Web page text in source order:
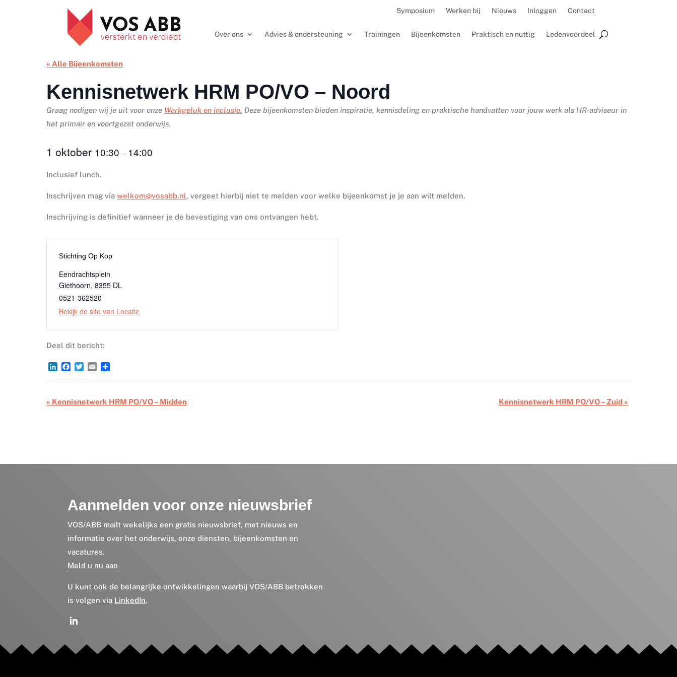
Symposium Werken bij Nieuws Inloggen Contact
Over ons Advies & ondersteuning Trainingen Bijeenkomsten Praktisch en nuttig Ledenvoordeel
« Alle Bijeenkomsten
Kennisnetwerk HRM PO/VO – Noord
Graag nodigen wij je uit voor onze Werkgeluk en inclusie. Deze bijeenkomsten bieden inspiratie, kennisdeling en praktische handvatten voor jouw werk als HR-adviseur in
het primair en voortgezet onderwijs.
1 oktober 10:30 – 14:00
Inclusief lunch.
Inschrijven mag via welkom@vosabb.nl, vergeet hierbij niet te melden voor welke bijeenkomst je je aan wilt melden.
Inschrijving is definitief wanneer je de bevestiging van ons ontvangen hebt.
Stichting Op Kop
Eendrachtsplein
Giethoorn, 8355 DL
0521-362520
Bekijk de site van Locatie
Deel dit bericht:
LinkedInFacebook
Twitter
Email
Bijeenkomsten
« Kennisnetwerk HRM PO/VO – Midden Kennisnetwerk HRM PO/VO – Zuid »
Aanmelden voor onze nieuwsbrief
VOS/ABB mailt wekelijks een gratis nieuwsbrief, met nieuws en
informatie over het onderwijs, onze diensten, bijeenkomsten en
vacatures.
Meld u nu aan
U kunt ook de belangrijke ontwikkelingen waarbij VOS/ABB betrokken
is volgen via LinkedIn.